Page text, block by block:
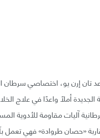
تان إرن يو، اختصاصي
أملًا واعدًا في علاج
آليات مقاومة للأدوية
«حصان طروادة» فهي تعمل